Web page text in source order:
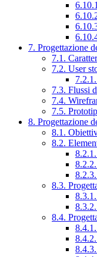
7. Progettazione
7.1.
7.2. User
7.3. Flussi
7.4.
7.5.
8. Progettazione
8.1.
8.2.
8.3.
8.4.